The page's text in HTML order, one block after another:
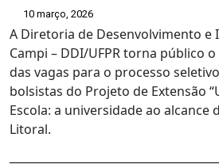
10 março, 2026
A Diretoria de Desenvolvimento e
Campi – DDI/UFPR torna público
das vagas para o processo
bolsistas do Projeto de Extensão
Escola: a universidade ao alcance
Litoral.